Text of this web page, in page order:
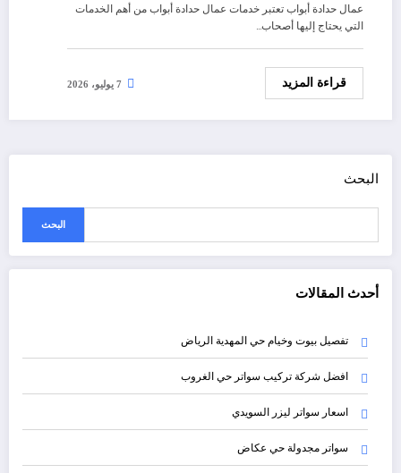
عمال حدادة أبواب تعتبر خدمات عمال حدادة أبواب من أهم الخدمات
التي يحتاج إليها أصحاب…
قراءة المزيد 7 يوليو، 2026
البحث
البحث
أحدث المقالات
تفصيل بيوت وخيام حي المهدية الرياض
افضل شركة تركيب سواتر حي الغروب
اسعار سواتر ليزر السويدي
سواتر مجدولة حي عكاض